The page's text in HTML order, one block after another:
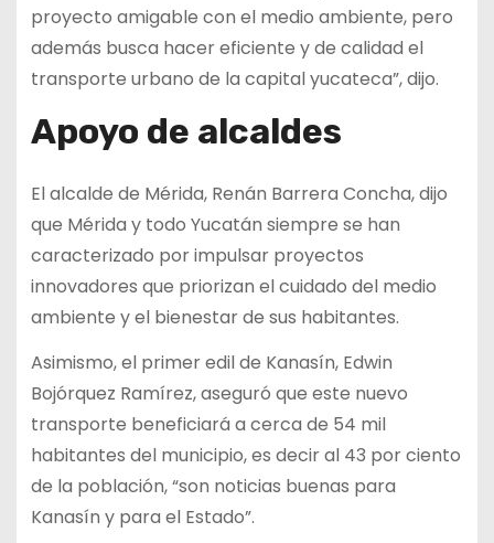
proyecto amigable con el medio ambiente, pero
además busca hacer eficiente y de calidad el
transporte urbano de la capital yucateca”, dijo.
Apoyo de alcaldes
El alcalde de Mérida, Renán Barrera Concha, dijo
que Mérida y todo Yucatán siempre se han
caracterizado por impulsar proyectos
innovadores que priorizan el cuidado del medio
ambiente y el bienestar de sus habitantes.
Asimismo, el primer edil de Kanasín, Edwin
Bojórquez Ramírez, aseguró que este nuevo
transporte beneficiará a cerca de 54 mil
habitantes del municipio, es decir al 43 por ciento
de la población, “son noticias buenas para
Kanasín y para el Estado”.